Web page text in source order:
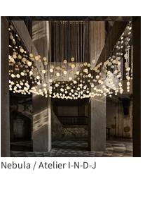
Nebula / Atelier I-N-D-J